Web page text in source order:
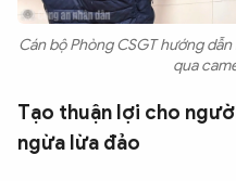
Cán bộ Phòng CSGT hướng
qua
Tạo thuận lợi cho
ngừa lừa đảo